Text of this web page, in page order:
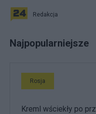
Redakcja
Najpopularniejsze
Rosja
Kreml wściekły po